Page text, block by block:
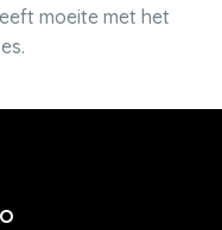
moeite met het